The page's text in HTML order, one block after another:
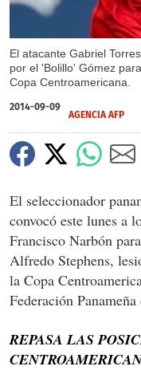
El atacante Gabriel
por el 'Bolillo' Gómez
Copa Centroamericana.
2014-09-09
AGENCIA AFP
El seleccionador
convocó este lunes a
Francisco Narbón
Alfredo Stephens,
la Copa
Federación
REPASA LAS